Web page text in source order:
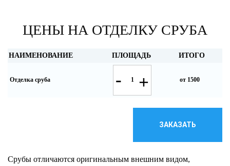
ЦЕНЫ НА ОТДЕЛКУ СРУБА
НАИМЕНОВАНИЕ ПЛОЩАДЬ ИТОГО
Отделка сруба - + от 1500
ЗАКАЗАТЬ
Срубы отличаются оригинальным внешним видом,